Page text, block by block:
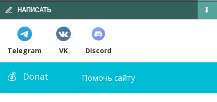
НАПИСАТЬ
Telegram VK Discord
Donat